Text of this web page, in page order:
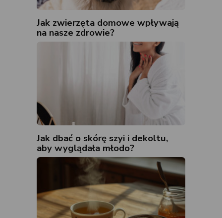
Jak zwierzęta domowe wpływają
na nasze zdrowie?
Jak dbać o skórę szyi i dekoltu,
aby wyglądała młodo?